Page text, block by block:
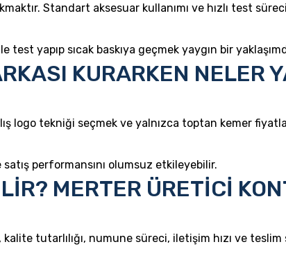
Standart aksesuar kullanımı ve hızlı test
yapıp sıcak baskıya geçmek yaygın bir
KURARKEN NELER
logo tekniği seçmek ve yalnızca toptan kemer
performansını olumsuz etkileyebilir.
MERTER ÜRETİCİ
tutarlılığı, numune süreci, iletişim hızı ve teslim